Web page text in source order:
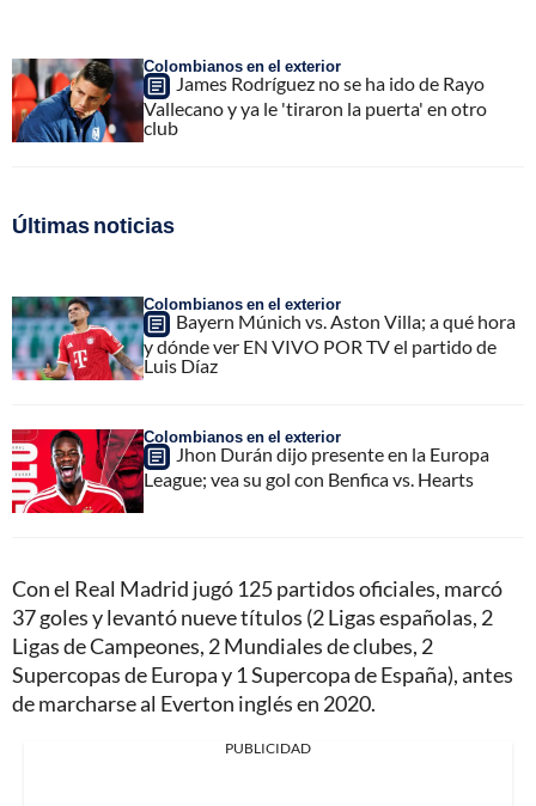
Colombianos en el exterior
James Rodríguez no se ha ido de Rayo
Vallecano y ya le 'tiraron la puerta' en otro
club
Últimas noticias
Colombianos en el exterior
Bayern Múnich vs. Aston Villa; a qué hora
y dónde ver EN VIVO POR TV el partido de
Luis Díaz
Colombianos en el exterior
Jhon Durán dijo presente en la Europa
League; vea su gol con Benfica vs. Hearts
Con el Real Madrid jugó 125 partidos oficiales, marcó
37 goles y levantó nueve títulos (2 Ligas españolas, 2
Ligas de Campeones, 2 Mundiales de clubes, 2
Supercopas de Europa y 1 Supercopa de España), antes
de marcharse al Everton inglés en 2020.
PUBLICIDAD